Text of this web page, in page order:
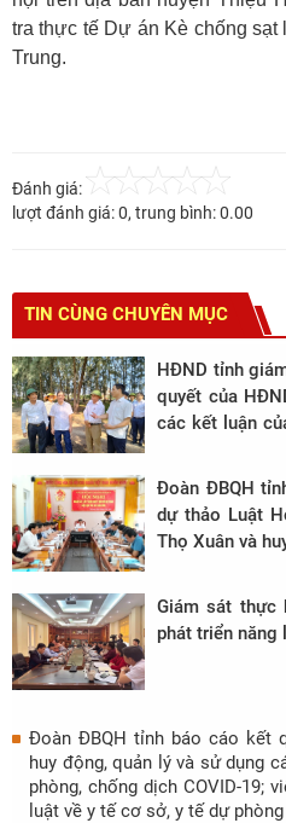
tra thực tế Dự án Kè chống sạt
Trung.
Đánh giá:
lượt đánh giá:0, trung bình:0.00
TIN CÙNG CHUYÊN MỤC
HĐND tỉnh
quyết của
các kết luận
2026 đến nay”
Đoàn ĐBQH
dự thảo Luật
Thọ Xuân và
Giám sát thực
phát triển năng
Đoàn ĐBQH tỉnh báo cáo kết
huy động, quản lý và sử dụng
phòng, chống dịch COVID-19;
luật về y tế cơ sở, y tế dự